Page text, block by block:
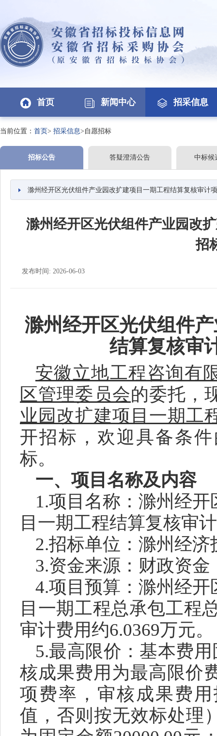
首页 新闻中心 招采信息
当前位置： 首页> 招采信息>自愿招标
招标公告 答疑澄清公告 中标候
滁州经开区光伏组件产业园改扩建项目一期工程结算复核审计
滁州经开区光伏组件产业园改
招
发布时间: 2026-06-03
滁州经开区光伏组件
结算复核审
安徽立地工程咨询有
区管理委员会的委托，
业园改扩建项目一期工
开招标 ，欢迎具备条
标。
一、项目名称及内容
1.项目名称：滁州经开
目一期工程结算复核审
2.招标单位 ： 滁州经济
3.资金来源： 财政资金
4.项目预算：滁州经开
目一期工程总承包工程
审计费用约6.0369万元。
5.最高限价：基本费
核成果费用为最高限价
项费率，审核成果费
值，否则按无效标处理